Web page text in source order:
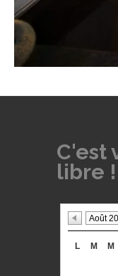
C'est
libre !
Août
L M M